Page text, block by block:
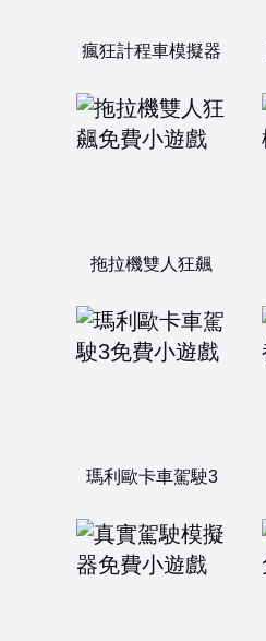
瘋狂計程車模擬器
拖拉機雙人狂飆
瑪利歐卡車駕駛3